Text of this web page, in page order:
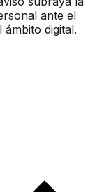
ante el
digital.